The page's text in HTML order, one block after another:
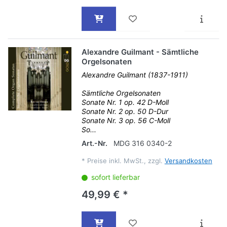
Alexandre Guilmant - Sämtliche
Orgelsonaten
Alexandre Guilmant (1837-1911)
Sämtliche Orgelsonaten
Sonate Nr. 1 op. 42 D-Moll
Sonate Nr. 2 op. 50 D-Dur
Sonate Nr. 3 op. 56 C-Moll
So...
Art.-Nr.
MDG 316 0340-2
* Preise inkl. MwSt., zzgl. Versandkosten
sofort lieferbar
49,99 € *